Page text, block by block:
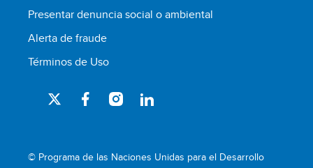
Presentar denuncia social o ambiental
Alerta de fraude
Términos de Uso
© Programa de las Naciones Unidas para el Desarrollo